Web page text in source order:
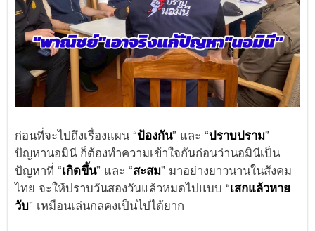
ก่อนที่จะไปถึงเรื่องแผน “ป้องกัน” และ “ปราบปราม”
ปัญหานอมินี ก็ต้องทำความเข้าใจกันก่อนว่านอมินีเป็น
ปัญหาที่ “เกิดขึ้น” และ “สะสม” มาอย่างยาวนานในสังคม
ไทย จะให้ปราบวันสองวันแล้วหมดไปแบบ “เสกแล้วหาย
วับ” เหมือนเล่นกลคงเป็นไปได้ยาก